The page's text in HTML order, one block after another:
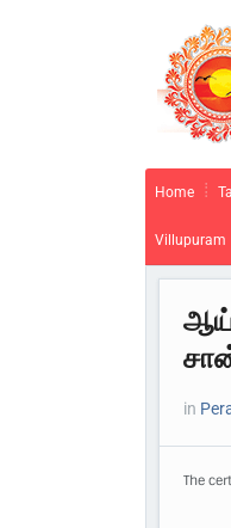
Home
Villupuram
in
The